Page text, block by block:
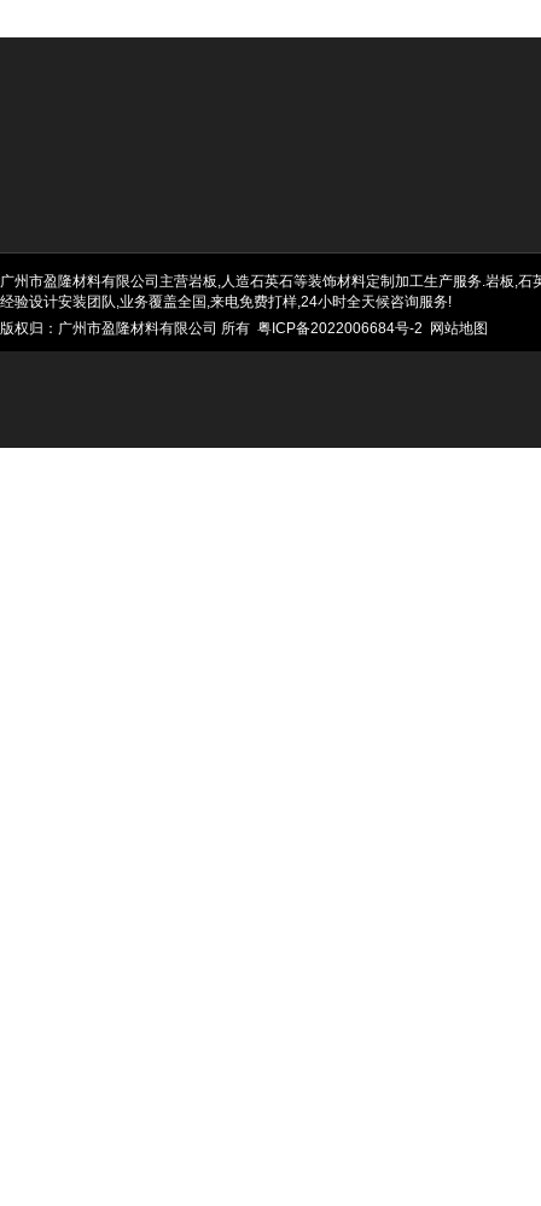
广州市盈隆材料有限公司主营岩板,人造石英石等装饰材料定制加工生产服务.岩板,
经验设计安装团队,业务覆盖全国,来电免费打样,24小时全天候咨询服务!
版权归：广州市盈隆材料有限公司 所有 粤ICP备2022006684号-2 网站地图